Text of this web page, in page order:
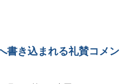
書き込まれる礼賛コメン